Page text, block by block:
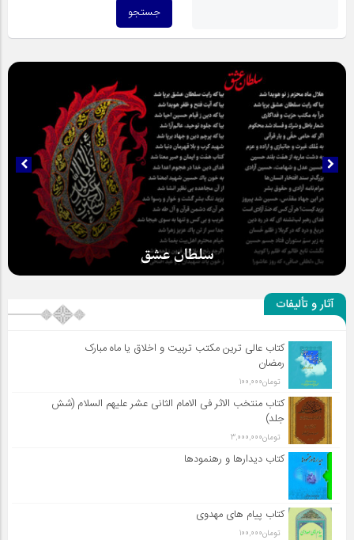
سلطان عشق
آثار و تألیفات
کتاب عالی ترین مکتب تربیت و اخلاق یا ماه مبارک
رمضان
تومان100,000
کتاب منتخب الاثر فی الامام الثانی عشر علیهم السلام (شش
جلد)
تومان3,000,000
کتاب دیدارها و رهنمودها
کتاب پیام های مهدوی
تومان100,000